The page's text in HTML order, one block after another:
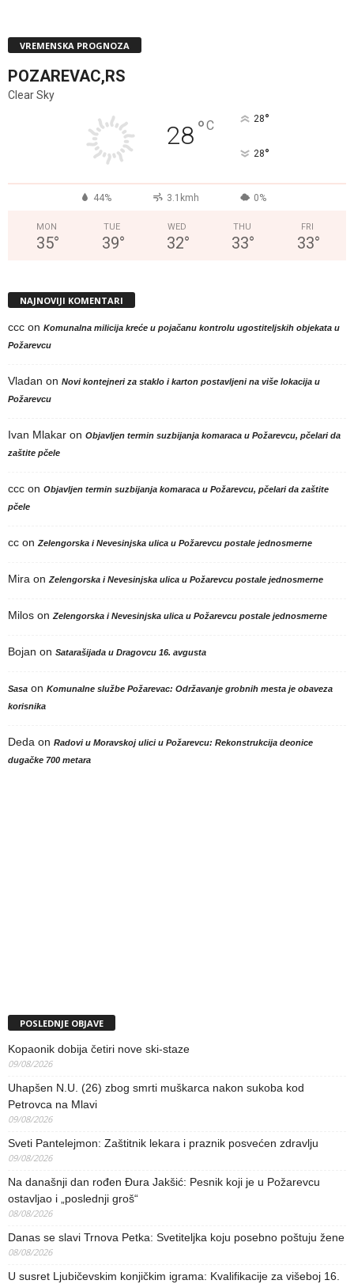
VREMENSKA PROGNOZA
POZAREVAC,RS
Clear Sky
28°C 28°
28°
44% 3.1kmh 0%
MON
35°
TUE
39°
WED
32°
THU
33°
FRI
33°
NAJNOVIJI KOMENTARI
ccc on Komunalna milicija kreće u pojačanu kontrolu ugostiteljskih objekata u
Požarevcu
Vladan on Novi kontejneri za staklo i karton postavljeni na više lokacija u
Požarevcu
Ivan Mlakar on Objavljen termin suzbijanja komaraca u Požarevcu, pčelari da
zaštite pčele
ccc on Objavljen termin suzbijanja komaraca u Požarevcu, pčelari da zaštite
pčele
cc on Zelengorska i Nevesinjska ulica u Požarevcu postale jednosmerne
Mira on Zelengorska i Nevesinjska ulica u Požarevcu postale jednosmerne
Milos on Zelengorska i Nevesinjska ulica u Požarevcu postale jednosmerne
Bojan on Satarašijada u Dragovcu 16. avgusta
Sasa on Komunalne službe Požarevac: Održavanje grobnih mesta je obaveza
korisnika
Deda on Radovi u Moravskoj ulici u Požarevcu: Rekonstrukcija deonice
dugačke 700 metara
POSLEDNJE OBJAVE
Kopaonik dobija četiri nove ski-staze
09/08/2026
Uhapšen N.U. (26) zbog smrti muškarca nakon sukoba kod
Petrovca na Mlavi
09/08/2026
Sveti Pantelejmon: Zaštitnik lekara i praznik posvećen zdravlju
09/08/2026
Na današnji dan rođen Đura Jakšić: Pesnik koji je u Požarevcu
ostavljao i „poslednji groš“
08/08/2026
Danas se slavi Trnova Petka: Svetiteljka koju posebno poštuju žene
08/08/2026
U susret Ljubičevskim konjičkim igrama: Kvalifikacije za višeboj 16.